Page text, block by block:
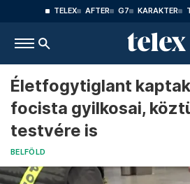
TELEX AFTER G7 KARAKTER
Életfogytiglant
focista gyilkosai,
testvére is
BELFÖLD